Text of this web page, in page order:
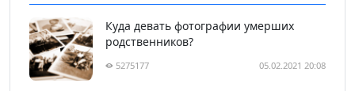
Куда девать фотографии умерших
родственников?
5275177 05.02.2021 20:08